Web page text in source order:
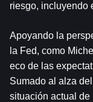
riesgo, incluyendo
Apoyando la
la Fed, como
eco de las
Sumado al alza
situación actual de